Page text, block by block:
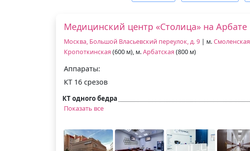
Медицинский центр «Столица» на Арбате
Москва, Большой Власьевский переулок, д. 9 | м.Смоленская
Кропоткинская (600 м), м.Арбатская (800 м)
Аппараты:
КТ 16 срезов
КТ одного бедра
Показать все